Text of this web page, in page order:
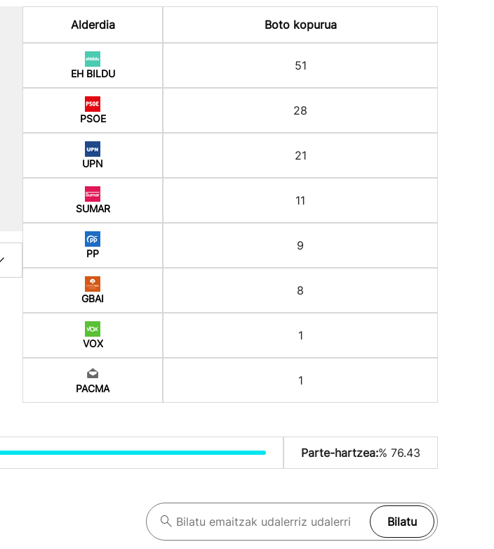
Alderdia Boto kopurua
EH BILDU
51
PSOE
28
UPN
21
SUMAR
11
PP
9
GBAI
8
VOX
1
PACMA
1
Parte-hartzea:% 76.43
Bilatu